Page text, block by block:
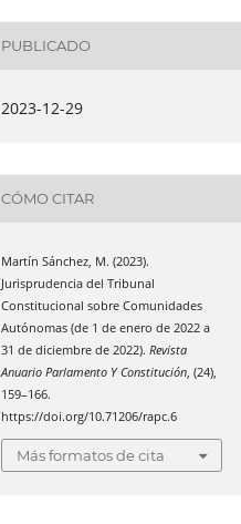
PUBLICADO
2023-12-29
CÓMO CITAR
Martín Sánchez, M. (2023).
Jurisprudencia del Tribunal
Constitucional sobre Comunidades
Autónomas (de 1 de enero de 2022 a
31 de diciembre de 2022).Revista
Anuario Parlamento Y Constitución, (24),
159–166.
https://doi.org/10.71206/rapc.6
Más formatos de cita